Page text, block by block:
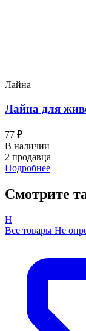
Лайна
Лайна для
77 ₽
В наличии
2 продавца
Подробнее
Смотрите
Н
Все товары Не